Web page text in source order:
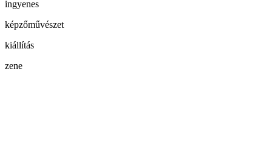
ingyenes
képzőművészet
kiállítás
zene